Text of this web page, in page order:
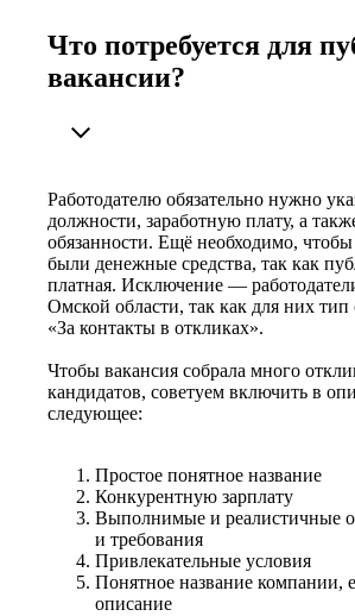
Что потребуется для
вакансии?
Работодателю обязательно нужно
должности, заработную плату, а
обязанности. Ещё необходимо, чтобы
были денежные средства, так как
платная. Исключение —
Омской области, так как для них
«За контакты в откликах».
Чтобы вакансия собрала много
кандидатов, советуем включить в
следующее:
Простое понятное название
Конкурентную зарплату
Выполнимые и реалистичные
и требования
Привлекательные условия
Понятное название компании,
описание